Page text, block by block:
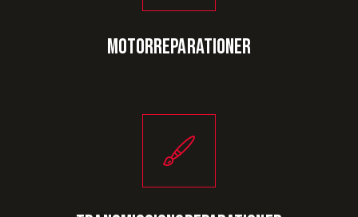
Motorreparationer